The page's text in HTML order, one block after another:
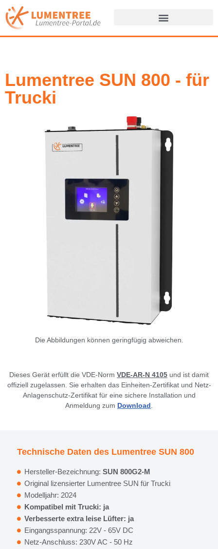
Zum
Inhalt
Lumentree SUN 800 - für
Trucki
Die Abbildungen können geringfügig abweichen.
Dieses Gerät erfüllt die VDE-Norm VDE-AR-N 4105 und ist damit
offiziell zugelassen. Sie erhalten das Einheiten-Zertifikat und Netz-
Anlagenschutz-Zertifikat für eine sichere Installation und
Anmeldung zum Download .
Technische Daten des Lumentree SUN 800
Hersteller-Bezeichnung: SUN 800G2-M
Original lizensierter Lumentree SUN für Trucki
Modelljahr: 2024
Kompatibel mit Trucki: ja
Verbesserte extra leise Lüfter: ja
Eingangsspannung: 22V - 65V DC
Netz-Anschluss: 230V AC - 50 Hz